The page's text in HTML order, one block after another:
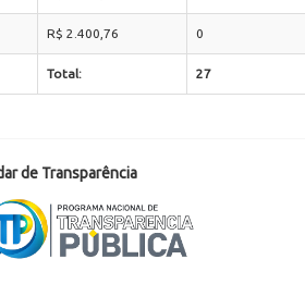
R$ 2.400,76 0
Total: 27
de Transparência